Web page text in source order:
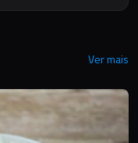
Ver mais